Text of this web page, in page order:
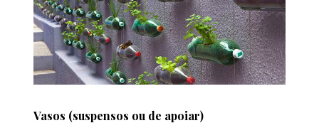
Vasos (suspensos ou de apoiar)